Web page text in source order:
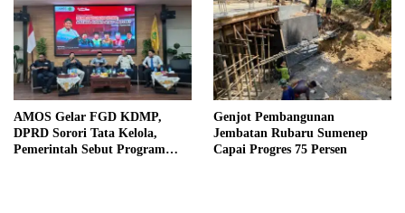
AMOS Gelar FGD KDMP,
DPRD Sorori Tata Kelola,
Pemerintah Sebut Program
Genjot Pembangunan
Jembatan Rubaru Sumenep
Capai Progres 75 Persen